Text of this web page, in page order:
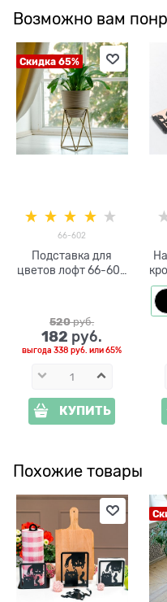
Возможно вам
Скидка 65%
66-602
Подставка для
цветов лофт 66-602
520 руб.
182 руб.
выгода338 руб. или65%
КУПИТЬ
Похожие товары